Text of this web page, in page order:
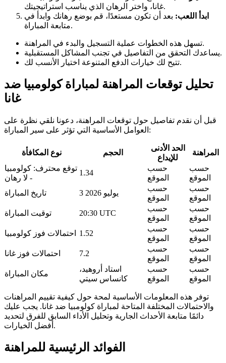
غانا، واختر الرهان الذي يناسب استراتيجيتك.
ابدأ اللعب: بعد أن تكون مستعدًا، قم بوضع رهانك وابدأ في
متابعة المباراة.
تسهل هذه الخطوات عملية التسجيل والبدء في المراهنة.
يساعدك التحقق من التفاصيل في تجنب المشاكل المستقبلية.
تتيح لك خيارات الدفع المتنوعة اختيار الأنسب لك.
تحليل توقعات المراهنة لمباراة كولومبيا ضد
غانا
قبل أن نقدم تفاصيل حول توقعات المراهنة، دعونا نلقي نظرة على
العوامل الأساسية التي تؤثر على سير المباراة:
نوع المكافأة الحجم
الحد الأدنى
للإيداع
المراهنة
توقع محترف: كولومبيا
- لا رهان
1.34
حسب
الموقع
حسب
الموقع
تاريخ المباراة
3 يوليو 2026
حسب
الموقع
حسب
الموقع
توقيت المباراة
20:30 UTC
حسب
الموقع
حسب
الموقع
احتمالات فوز كولومبيا
1.52
حسب
الموقع
حسب
الموقع
احتمالات فوز غانا
7.2
حسب
الموقع
حسب
الموقع
مكان المباراة
استاد أروهيد،
كانساس سيتي
حسب
الموقع
حسب
الموقع
توفر هذه المعلومات الأساسية لمحة حول كيفية تقييم المراهنات
والاحتمالات المختلفة المتاحة لمباراة كولومبيا ضد غانا. يجب عليك
دائمًا متابعة الأحداث الجارية وتحليل الأداء السابق للفرق لتحديد
أفضل الخيارات.
الفوائد الرئيسية للمراهنة